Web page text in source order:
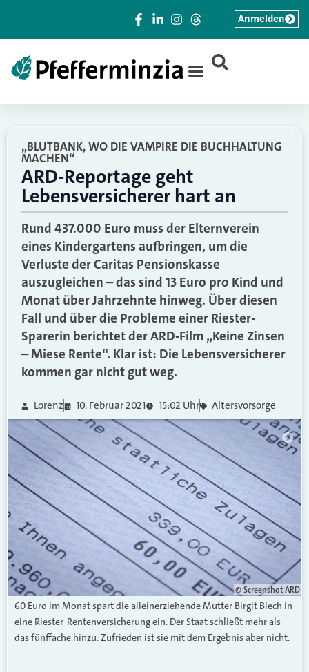
|
Anmelden
„BLUTBANK, WO DIE VAMPIRE DIE BUCHHALTUNG
MACHEN“
ARD-Reportage geht
Lebensversicherer hart an
Rund 437.000 Euro muss der Elternverein
eines Kindergartens aufbringen, um die
Verluste der Caritas Pensionskasse
auszugleichen – das sind 13 Euro pro Kind und
Monat über Jahrzehnte hinweg. Über diesen
Fall und über die Probleme einer Riester-
Sparerin berichtet der ARD-Film „Keine Zinsen
– Miese Rente“. Klar ist: Die Lebensversicherer
kommen gar nicht gut weg.
Lorenz 10. Februar 2021 15:02 Uhr Altersvorsorge
© Screenshot ARD
60 Euro im Monat spart die alleinerziehende Mutter Birgit Blech in
eine Riester-Rentenversicherung ein. Der Staat schließt mehr als
das fünffache hinzu. Zufrieden ist sie mit dem Ergebnis aber nicht.